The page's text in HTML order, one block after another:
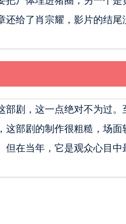
给了肖宗耀，影片的结
剧，这一点绝对不为过
部剧的制作很粗糙，场
在当年，它是观众心目